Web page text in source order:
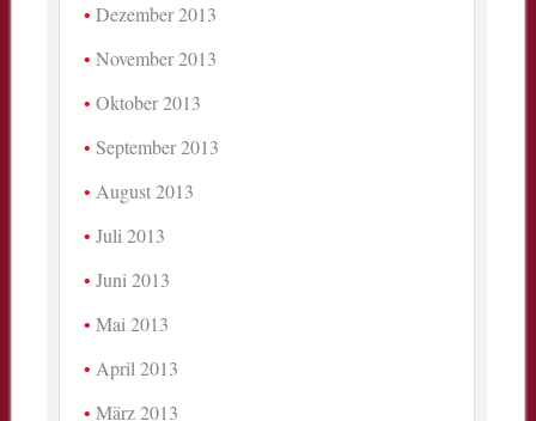
Dezember 2013
November 2013
Oktober 2013
September 2013
August 2013
Juli 2013
Juni 2013
Mai 2013
April 2013
März 2013